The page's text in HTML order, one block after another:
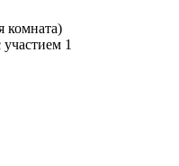
комната)
1